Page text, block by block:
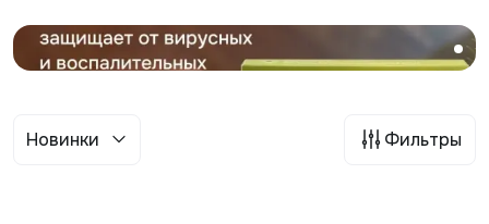
Новинки Фильтры